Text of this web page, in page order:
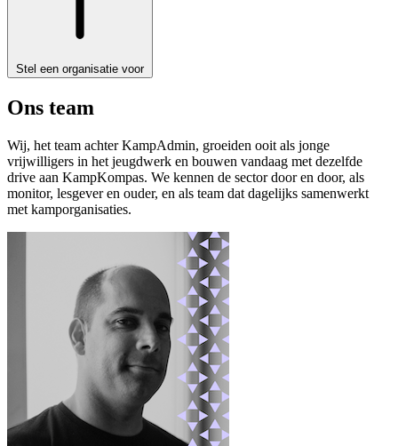
Stel een organisatie voor
Ons team
Wij, het team achter KampAdmin, groeiden ooit als jonge
vrijwilligers in het jeugdwerk en bouwen vandaag met dezelfde
drive aan KampKompas. We kennen de sector door en door, als
monitor, lesgever en ouder, en als team dat dagelijks samenwerkt
met kamporganisaties.